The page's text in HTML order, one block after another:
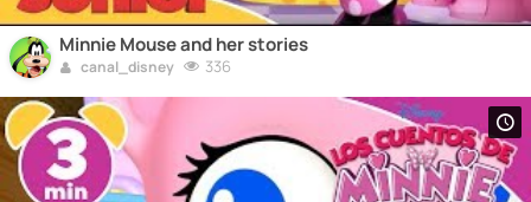
Minnie Mouse and her stories
canal_disney 336